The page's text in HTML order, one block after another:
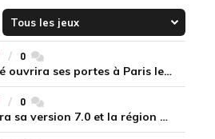
0commentaires
Le premier Genshin Café ouvrira ses portes à Paris le 14 août
0commentaires
Genshin Impact déploiera sa version 7.0 et la région de Snezhnaya le 12 août